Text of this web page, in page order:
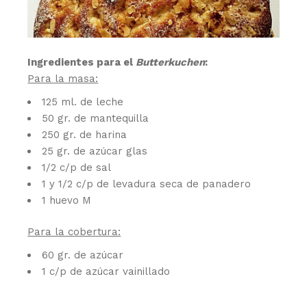
Ingredientes para el Butterkuchen:
Para la masa:
125 ml. de leche
50 gr. de mantequilla
250 gr. de harina
25 gr. de azúcar glas
1/2 c/p de sal
1 y 1/2 c/p de levadura seca de panadero
1 huevo M
Para la cobertura:
60 gr. de azúcar
1 c/p de azúcar vainillado